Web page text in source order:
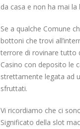
da casa e non ha mai la
Se a qualche Comune
bottoni che trovi
terrore di rovinare tutto
Casino con deposito le
strettamente legata ad
sfruttati.
Vi ricordiamo che ci
Significato della slot